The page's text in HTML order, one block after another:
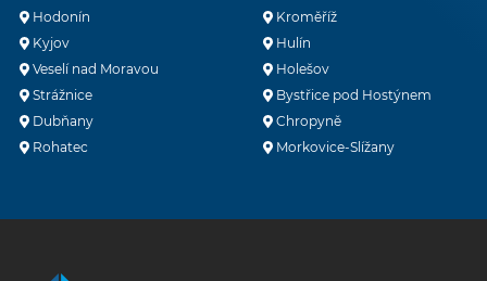
Hodonín
Kyjov
Veselí nad Moravou
Strážnice
Dubňany
Rohatec
Kroměříž
Hulín
Holešov
Bystřice pod Hostýnem
Chropyně
Morkovice-Slížany